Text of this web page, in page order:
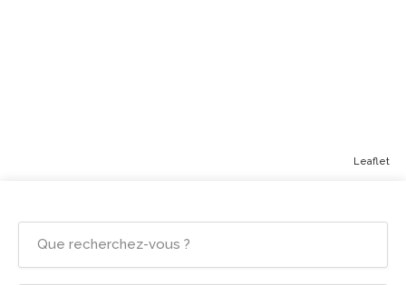
Leaflet